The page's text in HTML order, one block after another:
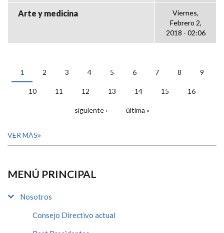
Arte y medicina
Viernes,
Febrero 2,
2018 - 02:06
PÁGINAS
1 2 3 4 5 6 7 8 9
10 11 12 13 14 15 16
siguiente › última »
VER MÁS
MENÚ PRINCIPAL
Nosotros
Consejo Directivo actual